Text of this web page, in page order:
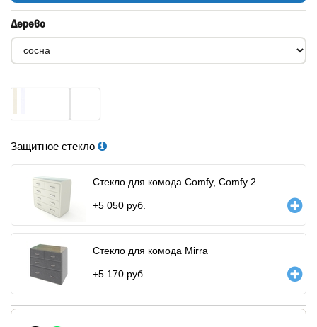
Дерево
Защитное стекло
Стекло для комода Comfy, Comfy 2
+5 050 руб.
Стекло для комода Mirra
+5 170 руб.